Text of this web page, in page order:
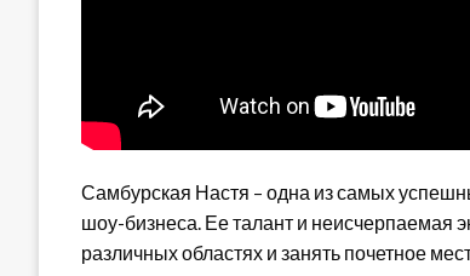
Самбурская Настя – одна из самых
шоу-бизнеса. Ее талант и неисчерпаемая
различных областях и занять почетное